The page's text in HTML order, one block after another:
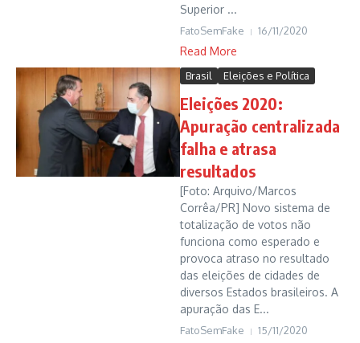
Superior ...
FatoSemFake 16/11/2020
Read More
Brasil Eleições e Política
Eleições 2020:
Apuração centralizada
falha e atrasa
resultados
[Foto: Arquivo/Marcos
Corrêa/PR] Novo sistema de
totalização de votos não
funciona como esperado e
provoca atraso no resultado
das eleições de cidades de
diversos Estados brasileiros. A
apuração das E...
FatoSemFake 15/11/2020